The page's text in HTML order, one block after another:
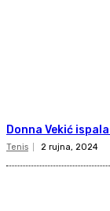
Donna Vekić ispala
Tenis 2 rujna, 2024